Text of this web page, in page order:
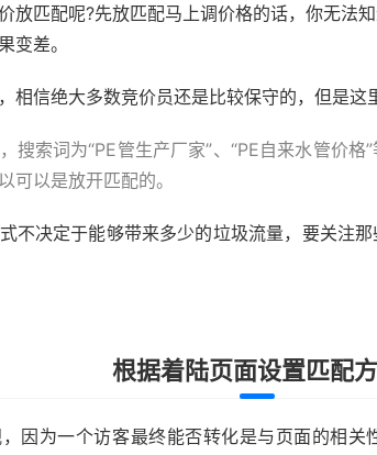
放匹配呢?先放匹配马上调价格的话，你无法
变差。
相信绝大多数竞价员还是比较保守的，但是这
搜索词为“PE管生产厂家”、“PE自来水管价
可以是放开匹配的。
不决定于能够带来多少的垃圾流量，要关注
根据着陆页面设置匹配
因为一个访客最终能否转化是与页面的相关